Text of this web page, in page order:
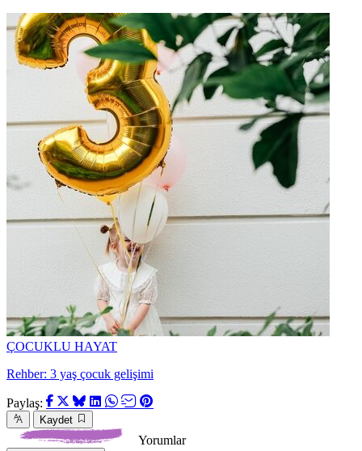
ÇOCUKLU HAYAT
Rehber: 3 yaş çocuk gelişimi
Paylaş:
Kaydet
Yorumlar